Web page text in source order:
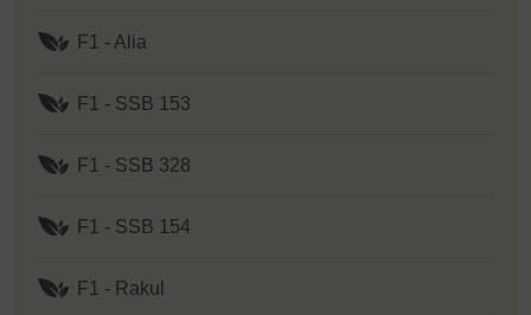
F1 - Alia
F1 - SSB 153
F1 - SSB 328
F1 - SSB 154
F1 - Rakul